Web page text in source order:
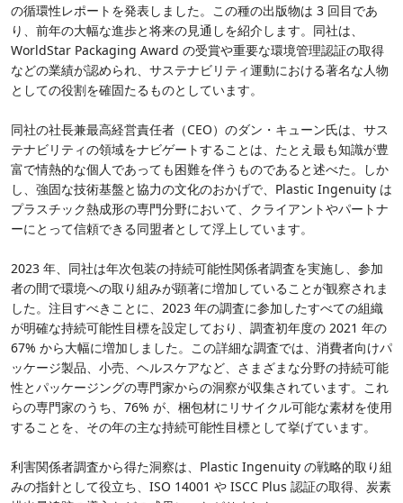
の循環性レポートを発表しました。この種の出版物は 3 回目であ
り、前年の大幅な進歩と将来の見通しを紹介します。同社は、
WorldStar Packaging Award の受賞や重要な環境管理認証の取得
などの業績が認められ、サステナビリティ運動における著名な人物
としての役割を確固たるものとしています。
同社の社長兼最高経営責任者（CEO）のダン・キューン氏は、サス
テナビリティの領域をナビゲートすることは、たとえ最も知識が豊
富で情熱的な個人であっても困難を伴うものであると述べた。しか
し、強固な技術基盤と協力の文化のおかげで、Plastic Ingenuity は
プラスチック熱成形の専門分野において、クライアントやパートナ
ーにとって信頼できる同盟者として浮上しています。
2023 年、同社は年次包装の持続可能性関係者調査を実施し、参加
者の間で環境への取り組みが顕著に増加していることが観察されま
した。注目すべきことに、2023 年の調査に参加したすべての組織
が明確な持続可能性目標を設定しており、調査初年度の 2021 年の
67% から大幅に増加しました。この詳細な調査では、消費者向けパ
ッケージ製品、小売、ヘルスケアなど、さまざまな分野の持続可能
性とパッケージングの専門家からの洞察が収集されています。これ
らの専門家のうち、76% が、梱包材にリサイクル可能な素材を使用
することを、その年の主な持続可能性目標として挙げています。
利害関係者調査から得た洞察は、Plastic Ingenuity の戦略的取り組
みの指針として役立ち、ISO 14001 や ISCC Plus 認証の取得、炭素